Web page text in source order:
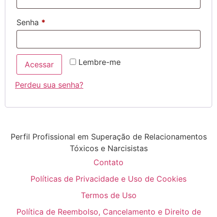
Senha *
Lembre-me
Acessar
Perdeu sua senha?
Perfil Profissional em Superação de Relacionamentos
Tóxicos e Narcisistas
Contato
Políticas de Privacidade e Uso de Cookies
Termos de Uso
Política de Reembolso, Cancelamento e Direito de